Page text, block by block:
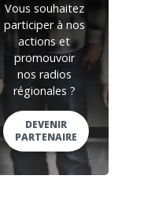
Vous souhaitez
participer à nos
actions et
promouvoir
nos radios
régionales ?
DEVENIR
PARTENAIRE